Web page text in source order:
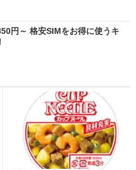
円～ 格安SIMをお得に使うキ